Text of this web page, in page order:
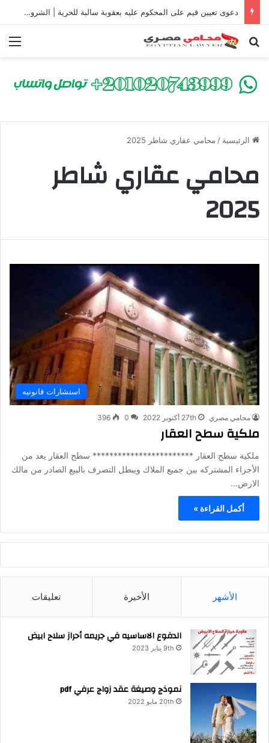
دعوى تعيين قيم على المحكوم عليه بعقوبة سالبة للحرية | الشروط والصيغة القانونية
بحث عن
الرئيسية / محامي عقاري شاطر 2025
محامي عقاري شاطر
2025
استشارات قانونيه
محامي مصري 27th أكتوبر 2022 0
396
ملكية سطح العقار
ملكية سطح العقار ************************ سطح العقار يعد من
الأجزاء المشتركه بين جميع الملاك ويبطل التصرف بالبيع الصادر من مالك
الارض…
أكمل القراءة »
الأشهر الأخيرة تعليقات
الدفوع الاساسيه في جريمه أحراز سلاح ابيض
9th يناير 2023
نموذج وصيغة عقد زواج عرفي pdf
20th مايو 2022